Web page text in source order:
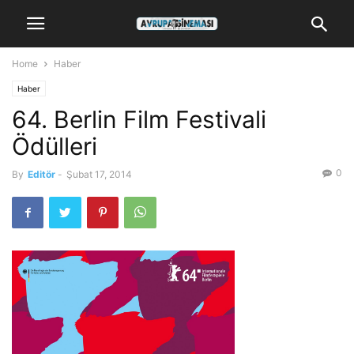
Home Haber
Haber
64. Berlin Film Festivali
Ödülleri
By Editör - Şubat 17, 2014 0